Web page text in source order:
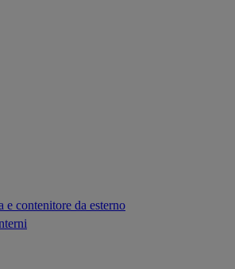
e contenitore da esterno